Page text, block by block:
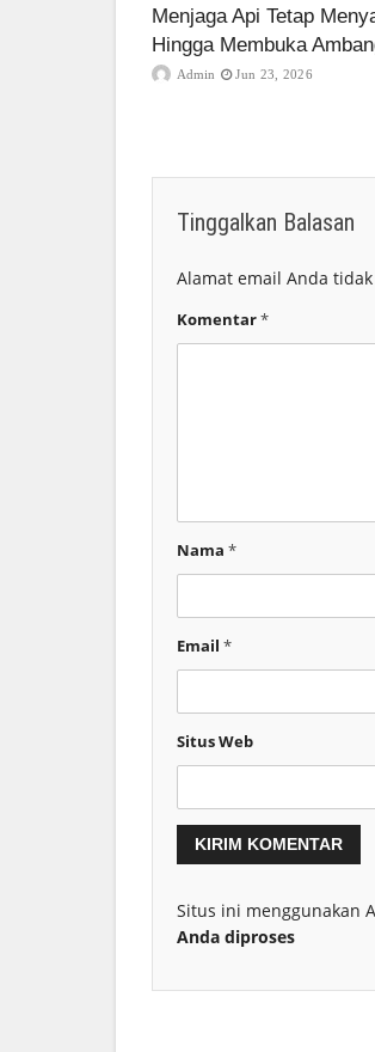
Menjaga Api Tetap
Hingga Membuka
Admin Jun 23, 2026
Tinggalkan Balasan
Alamat email Anda
Komentar*
Nama *
Email *
Situs Web
Situs ini menggunakan
Anda diproses